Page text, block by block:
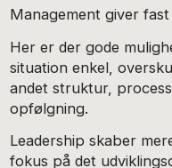
Management giver
Her er der gode
situation enkel,
andet struktur,
opfølgning.
Leadership skaber
fokus på det